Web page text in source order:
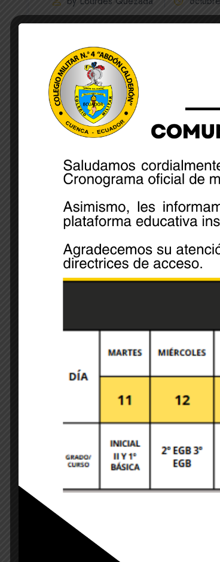
hoy miércoles 30 de octubre del año
realizada en la Tercera División de
emitidos por el Ministerio de Defensa
octubre de cada año el Día del Escudo
El Cadete de segundo de Bachillerato
exaltación del lábaro patrio, mientras
la actualidad.
Share:
Leave A
Your email address will not be